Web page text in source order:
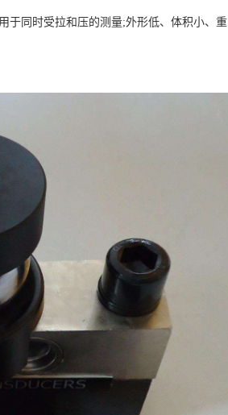
于同时受拉和压的测量;外形低、体积小、重